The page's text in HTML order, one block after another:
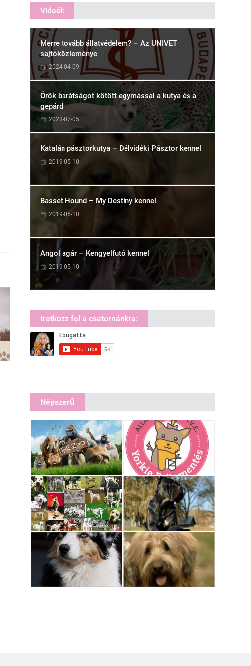
Videók
Merre tovább állatvédelem? – Az UNIVET
sajtóközleménye
2024-04-09
Örök barátságot kötött egymással a kutya és a
gepárd
2023-07-05
Katalán pásztorkutya – Délvidéki Pásztor kennel
2019-05-10
Basset Hound – My Destiny kennel
2019-05-10
Angol agár – Kengyelfutó kennel
2019-05-10
Iratkozz fel a csatornánkra:
Népszerű